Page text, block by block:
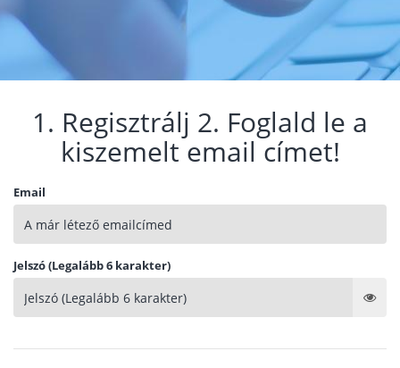
1. Regisztrálj 2. Foglald le a
kiszemelt email címet!
Email
Jelszó (Legalább 6 karakter)